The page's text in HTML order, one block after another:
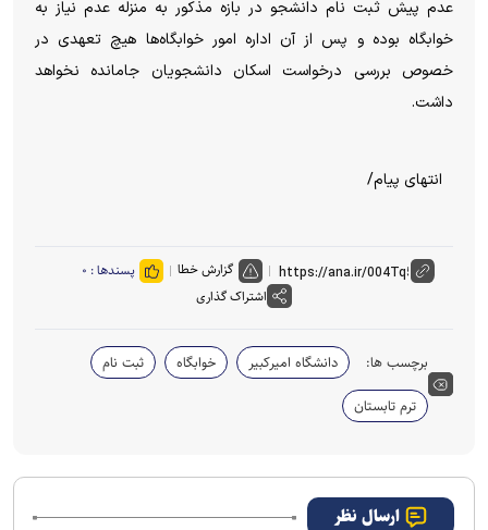
عدم پیش ثبت نام دانشجو در بازه مذکور به منزله عدم نیاز به
خوابگاه بوده و پس از آن اداره امور خوابگاه‌ها هیچ تعهدی در
خصوص بررسی درخواست اسکان دانشجویان جامانده نخواهد
داشت.
انتهای پیام/
گزارش خطا پسندها : ۰
اشتراک گذاری
برچسب ها: دانشگاه امیرکبیر خوابگاه
ثبت نام
ترم تابستان
ارسال نظر